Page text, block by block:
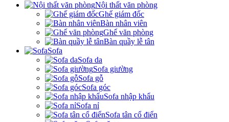
Nội thất văn phòng
Ghế giám đốc
Bàn nhân viên
Ghế văn phòng
Bàn quầy lễ tân
Sofa
Sofa da
Sofa giường
Sofa gỗ
Sofa góc
Sofa nhập khẩu
Sofa nỉ
Sofa tân cổ điển